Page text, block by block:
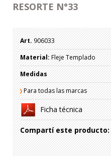
RESORTE N°33
Art.906033
Material:Fleje Templado
Medidas
Para todas las marcas
Ficha técnica
Compartí este producto: